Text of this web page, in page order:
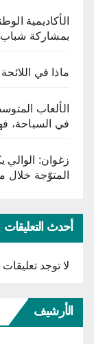
الأكاديمية
بمشاركة شباب
ماذا في اللائحة
في السباحة،
زغوان: الوالي
المتوّجة خلال موسم
أحدث التعليقات
لا توجد
الأرشيف